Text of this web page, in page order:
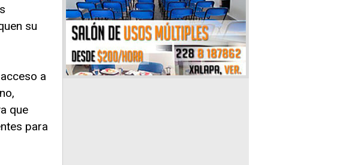
su
a
que
para